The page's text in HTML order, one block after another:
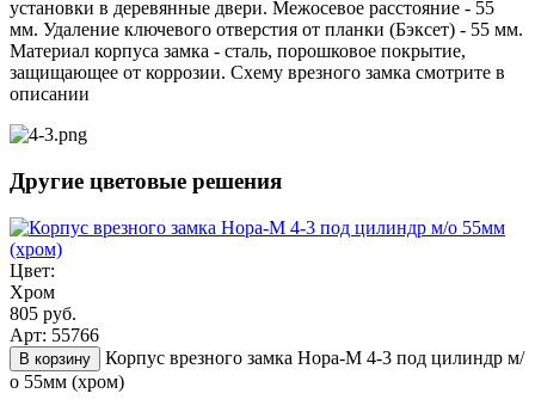
установки в деревянные двери. Межосевое расстояние - 55
мм. Удаление ключевого отверстия от планки (Бэксет) - 55 мм.
Материал корпуса замка - сталь, порошковое покрытие,
защищающее от коррозии. Схему врезного замка смотрите в
описании
Другие цветовые решения
Цвет:
Хром
805 руб.
Арт: 55766
В корзину
Корпус врезного замка Нора-М 4-3 под цилиндр м/
о 55мм (хром)